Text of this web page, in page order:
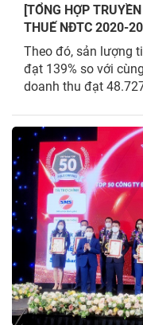
[TỔNG HỢP
THUẾ NĐTC 2020-
3,7 LẦN NĐTC 2019-
Theo đó, sản lượng
đạt 139% so với
doanh thu đạt
nhất đạt 4.313 tỷ
hoàn...